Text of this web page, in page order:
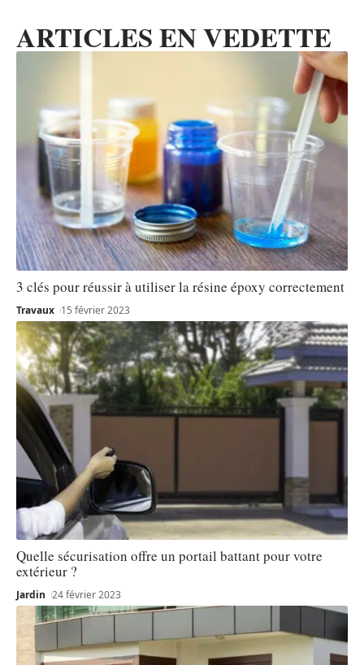
ARTICLES EN VEDETTE
3 clés pour réussir à utiliser la résine époxy correctement
Travaux 15 février 2023
Quelle sécurisation offre un portail battant pour votre
extérieur ?
Jardin 24 février 2023